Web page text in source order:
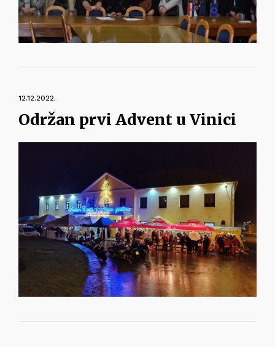
12.12.2022.
Održan prvi Advent u Vinici